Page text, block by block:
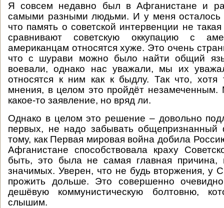
Я совсем недавно был в Афганистане и
самыми разными людьми. И у меня осталось
что память о советской интервенции не
сравнивают советскую оккупацию с
американцам относятся хуже. Это очень
что с шурави можно было найти общий
воевали, однако нас уважали, мы их
относятся к ним как к быдлу. Так что, хотя
мнения, в целом это пройдёт незамеченным.
какое-то заявление, но вряд ли.
Однако в целом это решение – довольно
первых, не надо забывать общепризнанный
тому, как Первая мировая война добила
Афганистане способствовала краху
быть, это была не самая главная
значимых. Уверен, что не будь вторжения,
прожить дольше. Это совершенно
дешёвую коммунистическую болтовню,
слышим.